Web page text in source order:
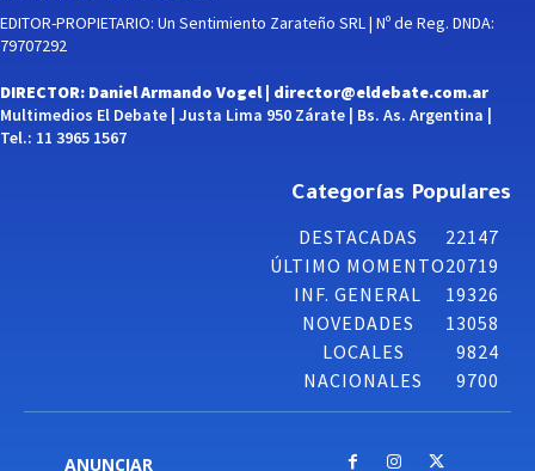
EDITOR-PROPIETARIO: Un Sentimiento Zarateño SRL | Nº de Reg. DNDA:
79707292
DIRECTOR: Daniel Armando Vogel | director@eldebate.com.ar
Multimedios El Debate | Justa Lima 950 Zárate | Bs. As. Argentina |
Tel.: 11 3965 1567
Categorías Populares
DESTACADAS
22147
ÚLTIMO MOMENTO20719
INF. GENERAL
19326
NOVEDADES
13058
LOCALES
9824
NACIONALES
9700
ANUNCIAR